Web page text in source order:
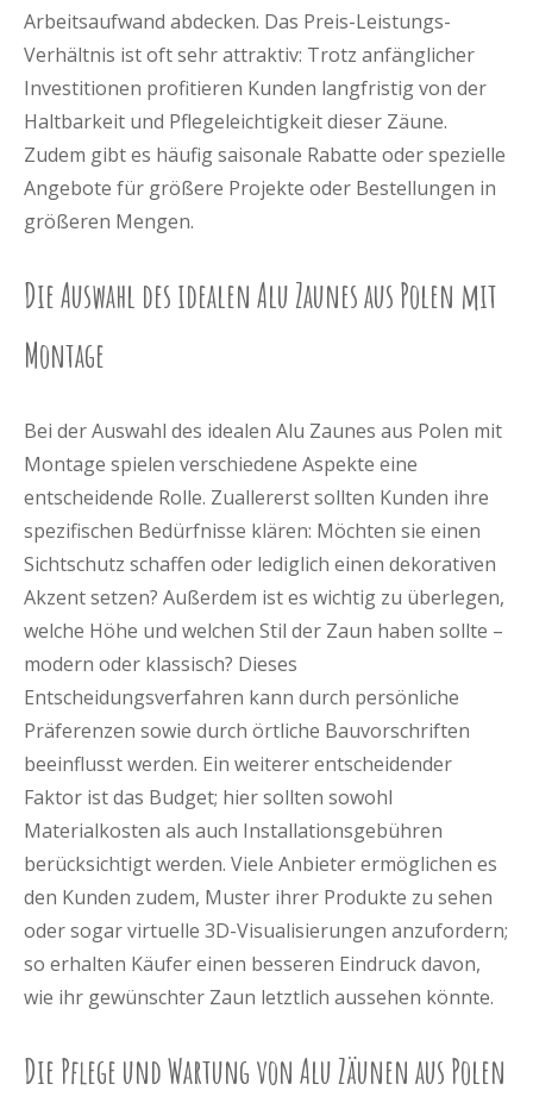
Arbeitsaufwand abdecken. Das Preis-Leistungs-
Verhältnis ist oft sehr attraktiv: Trotz anfänglicher
Investitionen profitieren Kunden langfristig von der
Haltbarkeit und Pflegeleichtigkeit dieser Zäune.
Zudem gibt es häufig saisonale Rabatte oder spezielle
Angebote für größere Projekte oder Bestellungen in
größeren Mengen.
Die Auswahl des idealen Alu Zaunes aus Polen mit
Montage
Bei der Auswahl des idealen Alu Zaunes aus Polen mit
Montage spielen verschiedene Aspekte eine
entscheidende Rolle. Zuallererst sollten Kunden ihre
spezifischen Bedürfnisse klären: Möchten sie einen
Sichtschutz schaffen oder lediglich einen dekorativen
Akzent setzen? Außerdem ist es wichtig zu überlegen,
welche Höhe und welchen Stil der Zaun haben sollte –
modern oder klassisch? Dieses
Entscheidungsverfahren kann durch persönliche
Präferenzen sowie durch örtliche Bauvorschriften
beeinflusst werden. Ein weiterer entscheidender
Faktor ist das Budget; hier sollten sowohl
Materialkosten als auch Installationsgebühren
berücksichtigt werden. Viele Anbieter ermöglichen es
den Kunden zudem, Muster ihrer Produkte zu sehen
oder sogar virtuelle 3D-Visualisierungen anzufordern;
so erhalten Käufer einen besseren Eindruck davon,
wie ihr gewünschter Zaun letztlich aussehen könnte.
Die Pflege und Wartung von Alu Zäunen aus Polen